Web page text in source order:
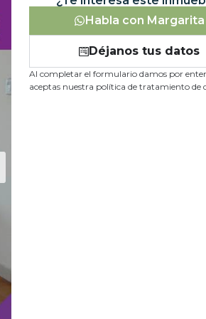
Habla con Margarita
Déjanos tus datos
Al completar el formulario damos por
aceptas nuestra política de tratamiento de